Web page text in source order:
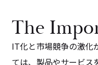
The
IT化と市場競争の激化
ては、製品やサービス